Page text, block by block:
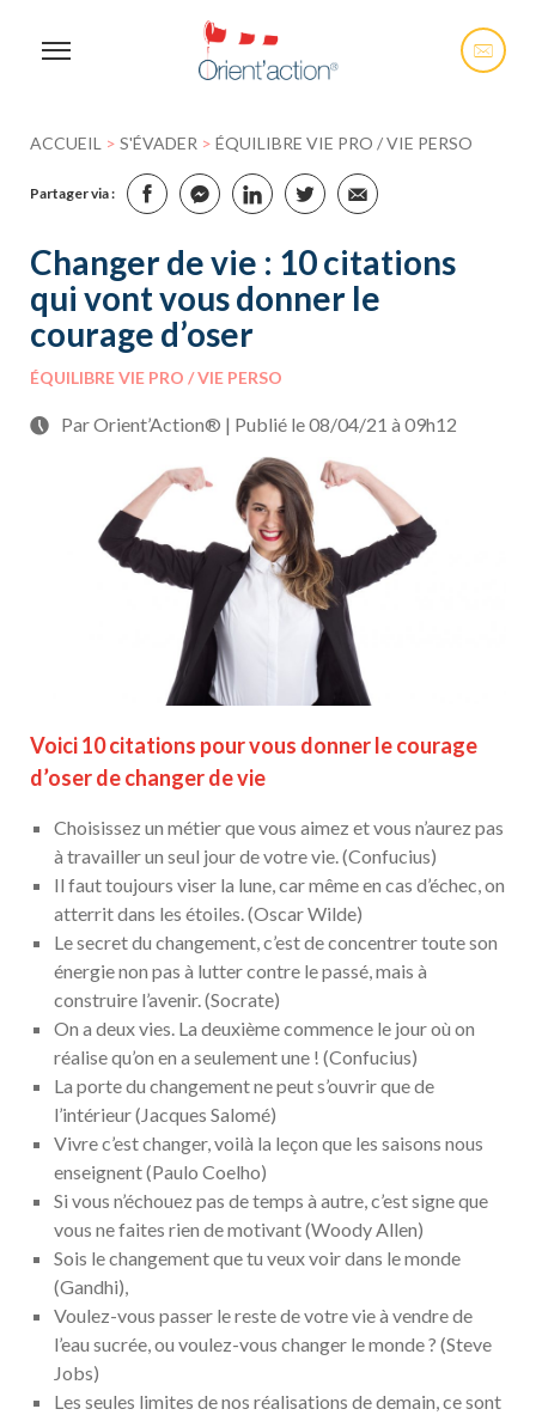
ACCUEIL > S'ÉVADER > ÉQUILIBRE VIE PRO / VIE PERSO
Partager via :
Changer de vie : 10 citations
qui vont vous donner le
courage d’oser
ÉQUILIBRE VIE PRO / VIE PERSO
Par Orient’Action® | Publié le 08/04/21 à 09h12
Voici 10 citations pour vous donner le courage
d’oser de changer de vie
Choisissez un métier que vous aimez et vous n’aurez pas
à travailler un seul jour de votre vie. (Confucius)
Il faut toujours viser la lune, car même en cas d’échec, on
atterrit dans les étoiles. (Oscar Wilde)
Le secret du changement, c’est de concentrer toute son
énergie non pas à lutter contre le passé, mais à
construire l’avenir. (Socrate)
On a deux vies. La deuxième commence le jour où on
réalise qu’on en a seulement une ! (Confucius)
La porte du changement ne peut s’ouvrir que de
l’intérieur (Jacques Salomé)
Vivre c’est changer, voilà la leçon que les saisons nous
enseignent (Paulo Coelho)
Si vous n’échouez pas de temps à autre, c’est signe que
vous ne faites rien de motivant (Woody Allen)
Sois le changement que tu veux voir dans le monde
(Gandhi),
Voulez-vous passer le reste de votre vie à vendre de
l’eau sucrée, ou voulez-vous changer le monde ? (Steve
Jobs)
Les seules limites de nos réalisations de demain, ce sont